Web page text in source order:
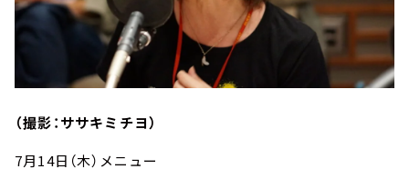
（撮影：ササキミチヨ）
7月14日（木）メニュー